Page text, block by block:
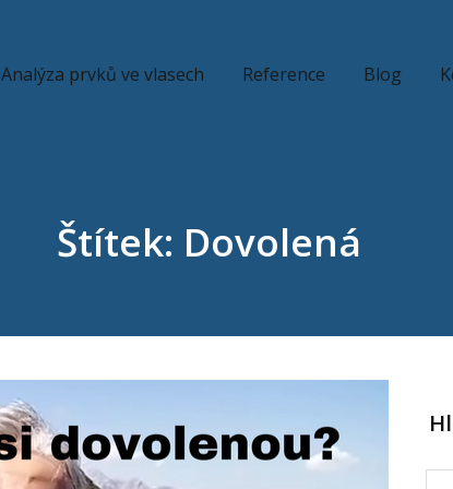
Analýza prvků ve vlasech Reference Blog
Štítek: Dovolená